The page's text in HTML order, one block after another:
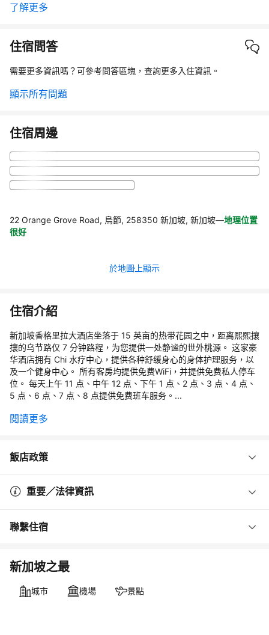
了解更多
住宿問答
需要更多資訊嗎？可參考問答區塊，查詢更多入住資訊。
顯示所有問題
住宿周邊
22 Orange Grove Road, 烏節, 258350 新加坡, 新加坡—地理位置
很好
於地圖上顯示
住宿介紹
新加坡香格里拉大酒店坐落于 15 英亩的热带花园之中，距离熙熙攘
攘的乌节路仅 7 分钟路程，为您提供一处静谧的世外桃源。 这家豪
华酒店拥有 Chi 水疗中心，提供各种舒缓身心的身体护理服务，以
及一个健身中心。 所有客房均提供免费WiFi，并提供免费私人停车
位。 每天上午 11 点、中午 12 点、下午 1 点、2 点、3 点、4 点、
5 点、6 点、7 点、8 点提供免费班车服务。...
閱讀更多
飯店政策
重要／法律資訊
聯繫住宿
新加坡之最
城市 機場 景點